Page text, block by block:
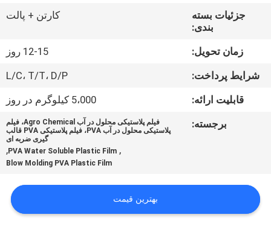
کیفیت
اخبار
درخواست
PRIVACY
جزئیات بسته
بندی:
کارتن + پالت
زمان تحویل:
12-15 روز
شرایط پرداخت:
L/C، T/T، D/P
قابلیت ارائه:
5،000 کیلوگرم در روز
برجسته:
فیلم پلاستیکی محلول در آب Agro Chemical، فیلم
پلاستیکی محلول در آب PVA، فیلم پلاستیکی PVA ​​قالب
گیری ضربه ای
,
PVA Water Soluble Plastic Film
,
Blow Molding PVA Plastic Film
بهترین قیمت